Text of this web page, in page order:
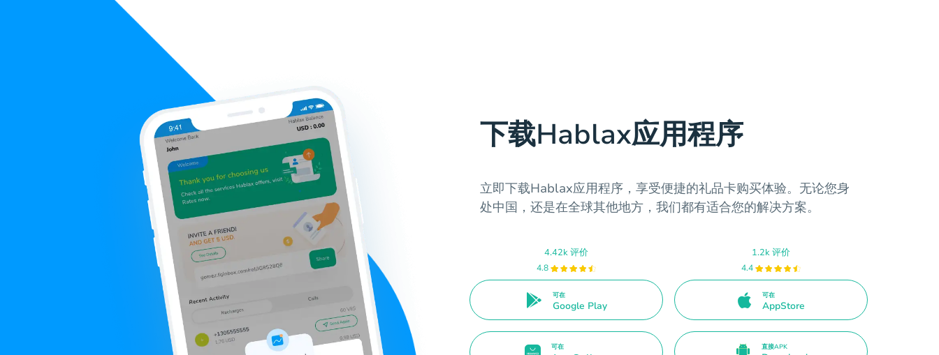
下载Hablax应用程序
立即下载Hablax应用程序，享受便捷的礼品卡购买体验。无论您身
处中国，还是在全球其他地方，我们都有适合您的解决方案。
4.42k 评价
4.8
可在
Google Play
1.2k 评价
4.4
可在
AppStore
可在 直接APK